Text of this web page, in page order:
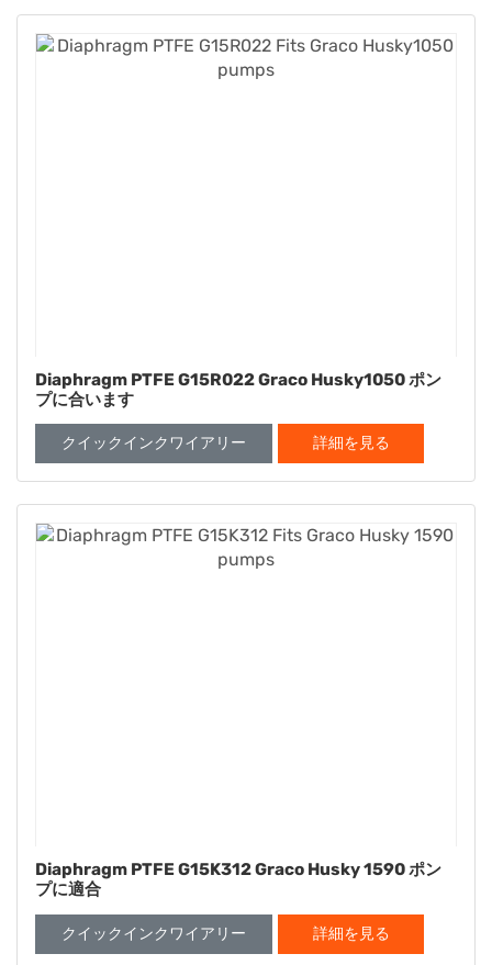
Diaphragm PTFE G15R022 Graco Husky1050 ポン
プに合います
クイックインクワイアリー 詳細を見る
Diaphragm PTFE G15K312 Graco Husky 1590 ポン
プに適合
クイックインクワイアリー 詳細を見る